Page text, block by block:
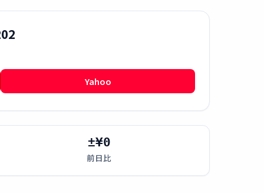
Yahoo
±¥0
前日比